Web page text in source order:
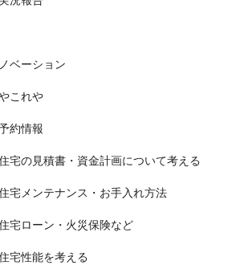
ベーション
これや
約情報
宅の見積書・資金計画について考える
宅メンテナンス・お手入れ方法
宅ローン・火災保険など
宅性能を考える